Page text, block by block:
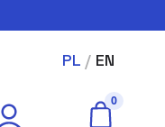
PL/ EN